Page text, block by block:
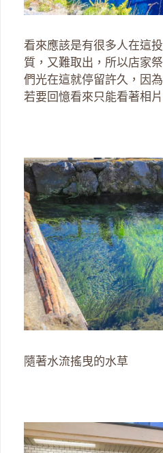
看來應該是有很多人在這
質，又難取出，所以店家
們光在這就停留許久，因
若要回憶看來只能看著相
隨著水流搖曳的水草